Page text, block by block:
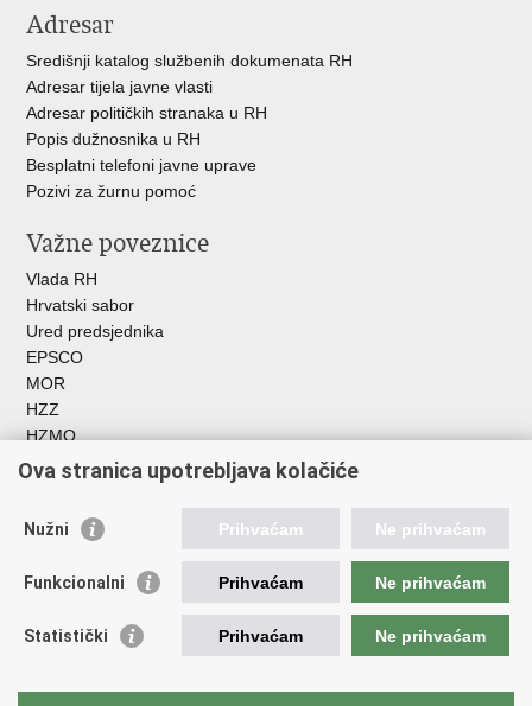
Adresar
Središnji katalog službenih dokumenata RH
Adresar tijela javne vlasti
Adresar političkih stranaka u RH
Popis dužnosnika u RH
Besplatni telefoni javne uprave
Pozivi za žurnu pomoć
Važne poveznice
Vlada RH
Hrvatski sabor
Ured predsjednika
EPSCO
MOR
HZZ
HZMO
REGOS
Hrvatski zavod za socijalni rad
Akademija socijalne skrbi - ASOSK
Obiteljski centar
AORT
FEAD
HR PRES 2020
Ova stranica upotrebljava kolačiće
Nužni Prihvaćam Ne prihvaćam
Funkcionalni Prihvaćam Ne prihvaćam
Statistički Prihvaćam Ne prihvaćam